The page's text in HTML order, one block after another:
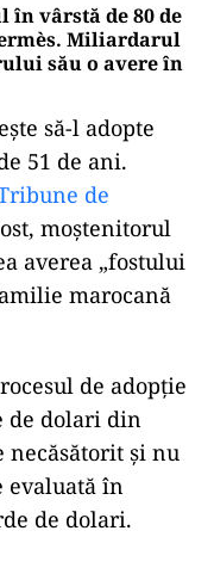
în vârstă de 80 de
Miliardarul
său o avere în
să-l adopte
51 de ani.
de
moștenitorul
averea „fostului
marocană
de adopție
de dolari din
necăsătorit și nu
evaluată în
de dolari.